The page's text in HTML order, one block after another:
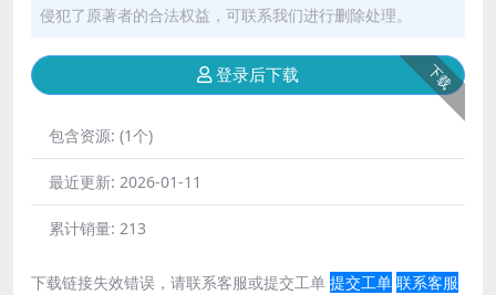
侵犯了原著者的合法权益，可联系我们进行删除处理。
下载
登录后下载
包含资源: (1个)
最近更新: 2026-01-11
累计销量: 213
下载链接失效错误，请联系客服或提交工单 提交工单 联系客服